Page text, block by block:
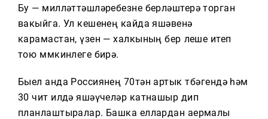
Бу — милләттәшләребезне берләштерә торган
вакыйга. Ул кешенең кайда яшәвенә
карамастан, үзен — халкының бер өлеше итеп
тою мөмкинлеге бирә.
Быел анда Россиянең 70тән артык төбәгендә һәм
30 чит илдә яшәүчеләр катнашыр дип
планлаштыралар. Башка еллардан аермалы